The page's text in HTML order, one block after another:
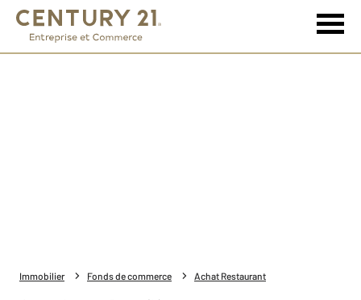
Immobilier Fonds de commerce Achat Restaurant